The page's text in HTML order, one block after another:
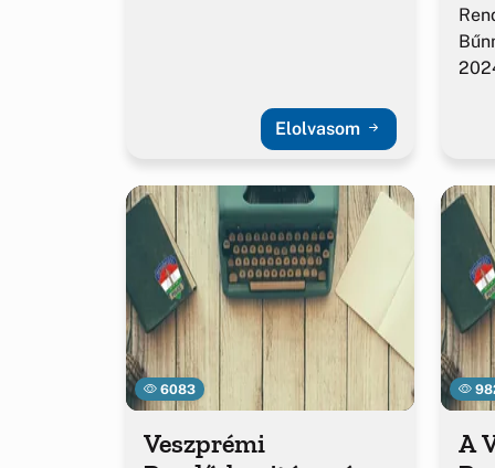
Elolvasom
6083
Veszprémi
A